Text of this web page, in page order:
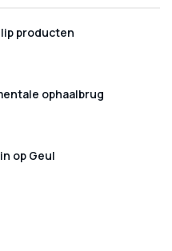
producten
ophaalbrug
op Geul